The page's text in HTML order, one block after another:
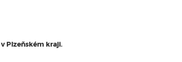
v Plzeňském kraji.